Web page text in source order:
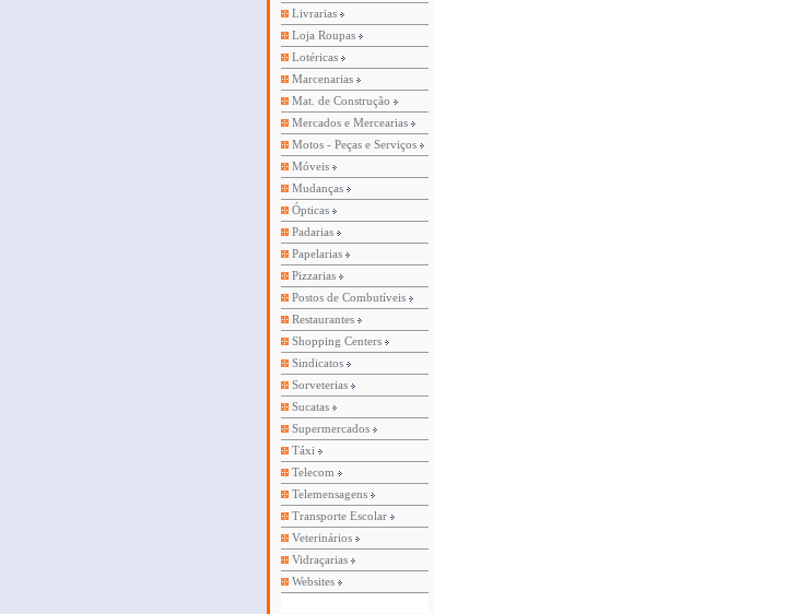
Livrarias
Loja Roupas
Lotéricas
Marcenarias
Mat. de Construção
Mercados e Mercearias
Motos - Peças e Serviços
Móveis
Mudanças
Ópticas
Padarias
Papelarias
Pizzarias
Postos de Combutíveis
Restaurantes
Shopping Centers
Sindicatos
Sorveterias
Sucatas
Supermercados
Táxi
Telecom
Telemensagens
Transporte Escolar
Veterinários
Vidraçarias
Websites